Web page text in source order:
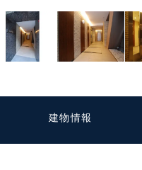
建物情報